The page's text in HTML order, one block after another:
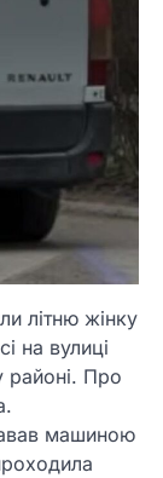
літню жінку
на вулиці
районі. Про
машиною